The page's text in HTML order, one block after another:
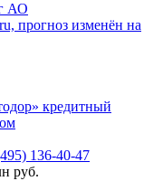
АО
прогноз изменён на
кредитный
136-40-47
руб.